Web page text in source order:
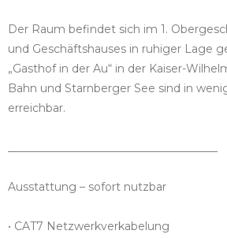
Der Raum befindet sich im 1.
und Geschäftshauses in ruhiger Lage
„Gasthof in der Au“ in der Kaiser-
Bahn und Starnberger See sind in
erreichbar.
Ausstattung – sofort nutzbar
• CAT7 Netzwerkverkabelung